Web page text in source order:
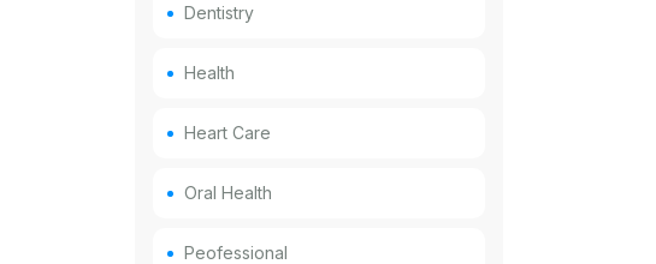
Dentistry
Health
Heart Care
Oral Health
Peofessional